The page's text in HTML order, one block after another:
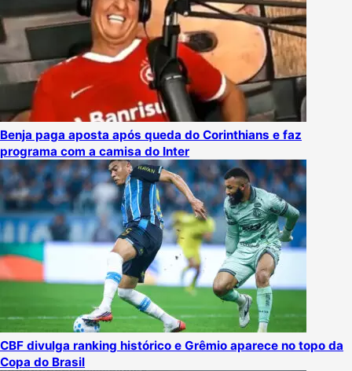
Benja paga aposta após queda do Corinthians e faz
programa com a camisa do Inter
CBF divulga ranking histórico e Grêmio aparece no topo da
Copa do Brasil